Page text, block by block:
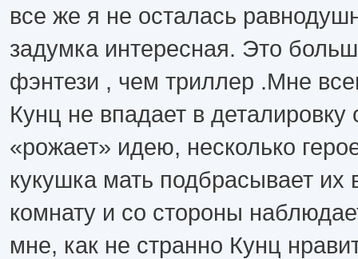
все же я не осталась
задумка интересная. Это
фэнтези , чем триллер .Мне
Кунц не впадает в
«рожает» идею, несколько
кукушка мать подбрасывает их
комнату и со стороны
мне, как не странно Кунц